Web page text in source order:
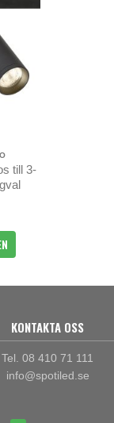
till 3-
KONTAKTA OSS
Tel. 08 410 71 111
info@spotiled.se